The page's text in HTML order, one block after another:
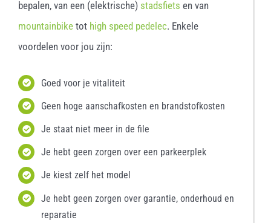
bepalen, van een (elektrische) stadsfiets en van
mountainbiketot high speed pedelec. Enkele
voordelen voor jou zijn:
Goed voor je vitaliteit
Geen hoge aanschafkosten en brandstofkosten
Je staat niet meer in de file
Je hebt geen zorgen over een parkeerplek
Je kiest zelf het model
Je hebt geen zorgen over garantie, onderhoud en
reparatie